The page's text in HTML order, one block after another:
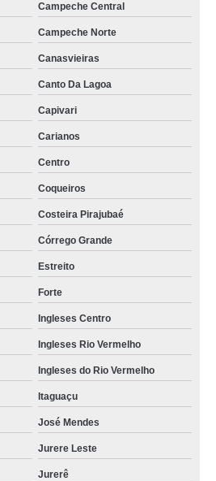
Coqueiros
casamento Barra Do Sambaqui
Itacorubi
valor Tapera
Norte
Dos Açores
casamento Balneário
valor José Mendes
Coloninha
Monte Verde
eventos Recanto Dos Açores
Campeche Central
Campeche Norte
Canasvieiras
Canto Da Lagoa
Capivari
Carianos
Centro
Coqueiros
Costeira Pirajubaé
Córrego Grande
Estreito
Forte
Ingleses Centro
Ingleses Rio Vermelho
Ingleses do Rio Vermelho
Itaguaçu
José Mendes
Jurere Leste
Jurerê